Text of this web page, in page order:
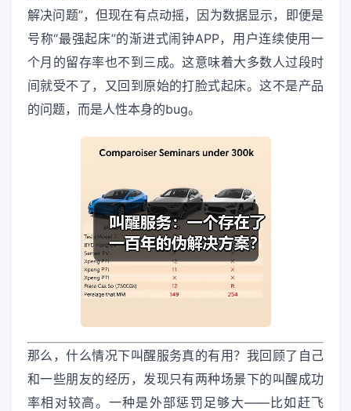
解决问题”，但现在有点动摇，因为数据显示，即便是
号称“最强起床”的渐进式闹钟APP，用户连续使用一
个月的留存率也不到三成。这意味着大多数人过段时
间就受不了，又回到原始的打脸式起床。这不是产品
的问题，而是人性本身的bug。
那么，什么情况下叫醒服务真的有用？我回顾了自己
和一些朋友的经历，发现只有两种场景下的叫醒成功
率相对较高。一种是外部惩罚足够大——比如赶飞